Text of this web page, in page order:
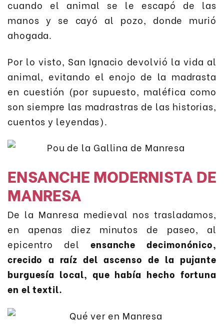
cuando el animal se le escapó de las
manos y se cayó al pozo, donde murió
ahogada.
Por lo visto, San Ignacio devolvió la vida al
animal, evitando el enojo de la madrasta
en cuestión (por supuesto, maléfica como
son siempre las madrastras de las historias,
cuentos y leyendas).
ENSANCHE MODERNISTA DE
MANRESA
De la Manresa medieval nos trasladamos,
en apenas diez minutos de paseo, al
epicentro del ensanche decimonónico,
crecido a raíz del ascenso de la pujante
burguesía local, que había hecho fortuna
en el textil.